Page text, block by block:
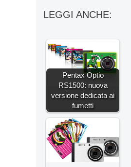
LEGGI ANCHE:
Pentax Optio
RS1500: nuova
versione dedicata ai
fumetti